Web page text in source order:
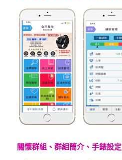
關懷群組、群組簡介、手錶設定